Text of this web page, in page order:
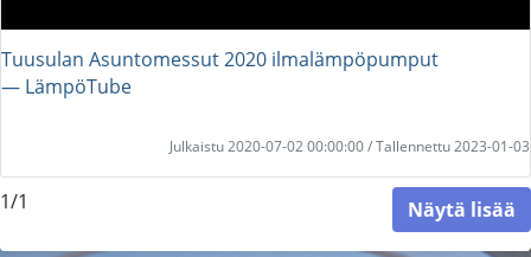
Tuusulan Asuntomessut 2020 ilmalämpöpumput
― LämpöTube
Julkaistu 2020-07-02 00:00:00 / Tallennettu 2023-01-03
1/1 Näytä lisää